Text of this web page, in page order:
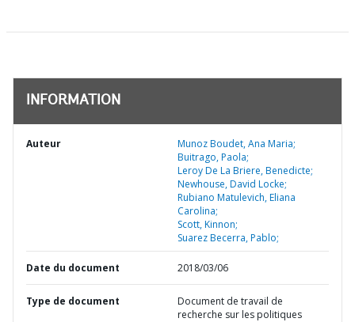
INFORMATION
Auteur
Munoz Boudet, Ana Maria;
Buitrago, Paola;
Leroy De La Briere, Benedicte;
Newhouse, David Locke;
Rubiano Matulevich, Eliana
Carolina;
Scott, Kinnon;
Suarez Becerra, Pablo;
Date du document 2018/03/06
Type de document
Document de travail de
recherche sur les politiques